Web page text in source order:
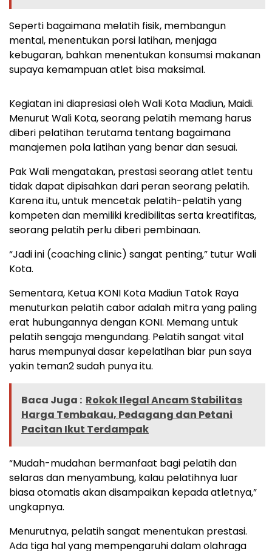
Seperti bagaimana melatih fisik, membangun
mental, menentukan porsi latihan, menjaga
kebugaran, bahkan menentukan konsumsi makanan
supaya kemampuan atlet bisa maksimal.
Kegiatan ini diapresiasi oleh Wali Kota Madiun, Maidi.
Menurut Wali Kota, seorang pelatih memang harus
diberi pelatihan terutama tentang bagaimana
manajemen pola latihan yang benar dan sesuai.
Pak Wali mengatakan, prestasi seorang atlet tentu
tidak dapat dipisahkan dari peran seorang pelatih.
Karena itu, untuk mencetak pelatih-pelatih yang
kompeten dan memiliki kredibilitas serta kreatifitas,
seorang pelatih perlu diberi pembinaan.
“Jadi ini (coaching clinic) sangat penting,” tutur Wali
Kota.
Sementara, Ketua KONI Kota Madiun Tatok Raya
menuturkan pelatih cabor adalah mitra yang paling
erat hubungannya dengan KONI. Memang untuk
pelatih sengaja mengundang. Pelatih sangat vital
harus mempunyai dasar kepelatihan biar pun saya
yakin teman2 sudah punya itu.
Baca Juga : Rokok Ilegal Ancam Stabilitas
Harga Tembakau, Pedagang dan Petani
Pacitan Ikut Terdampak
“Mudah-mudahan bermanfaat bagi pelatih dan
selaras dan menyambung, kalau pelatihnya luar
biasa otomatis akan disampaikan kepada atletnya,”
ungkapnya.
Menurutnya, pelatih sangat menentukan prestasi.
Ada tiga hal yang mempengaruhi dalam olahraga